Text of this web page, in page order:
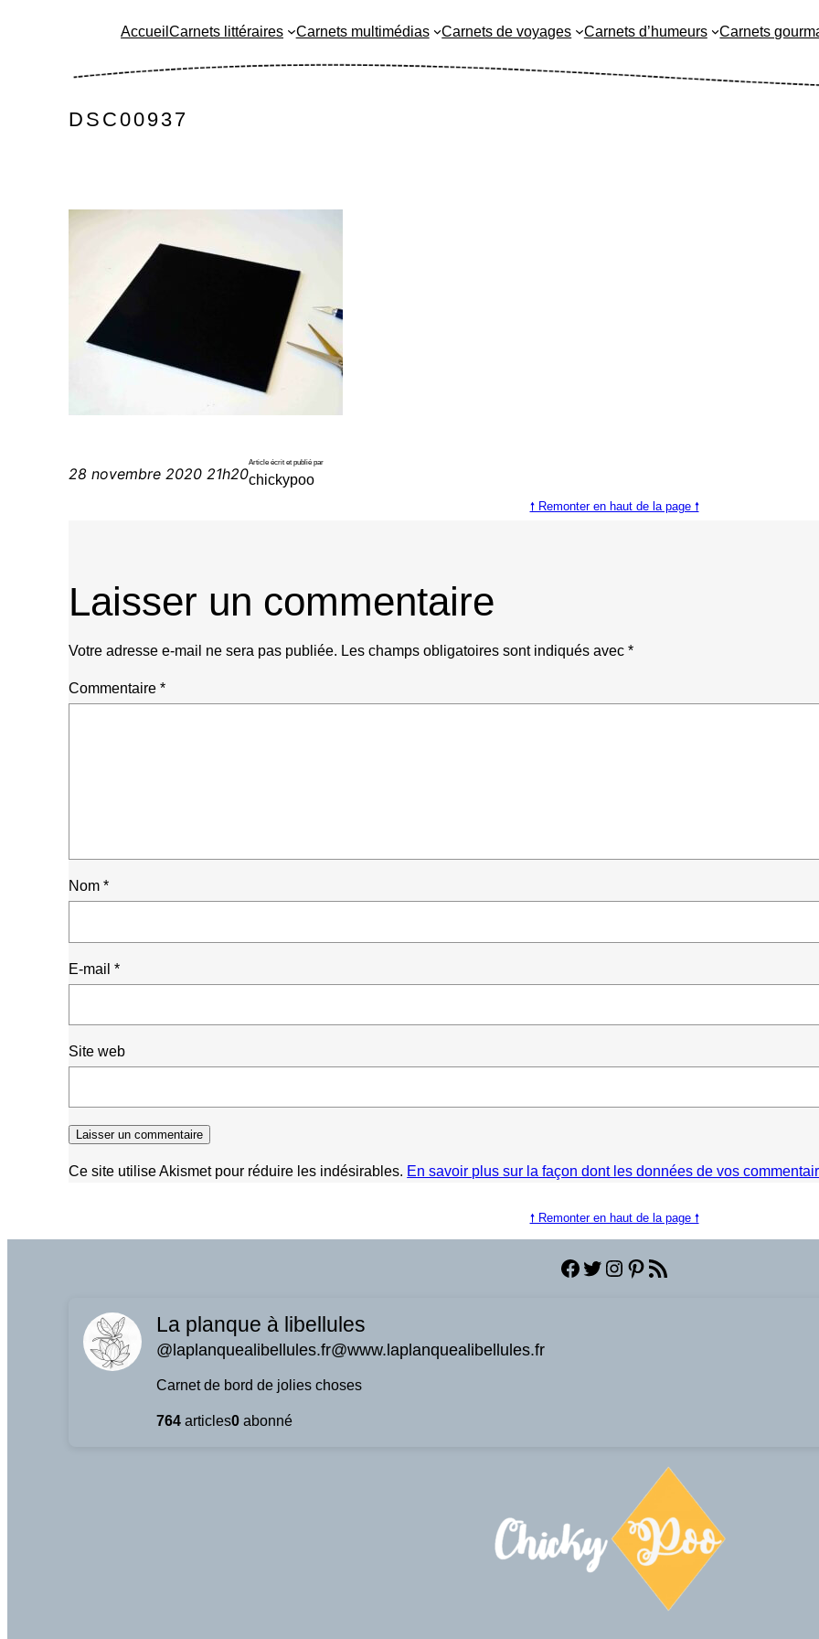
AccueilCarnets littéraires Carnets multimédias Carnets de voyages Carnets d’humeurs Carnets
DSC00937
28 novembre 2020 21h20
Article écrit et publié par
chickypoo
🠕 Remonter en haut de la page 🠕
Laisser un commentaire
Votre adresse e-mail ne sera pas publiée. Les champs obligatoires sont indiqués avec*
Commentaire*
Nom*
E-mail*
Site web
Ce site utilise Akismet pour réduire les indésirables. En savoir plus sur la façon dont les données de vos
🠕 Remonter en haut de la page 🠕
Facebook
Twitter
Instagram
Pinterest
Flux RSS
La planque à libellules
@laplanquealibellules.fr@www.laplanquealibellules.fr
Carnet de bord de jolies choses
764 articles0 abonné